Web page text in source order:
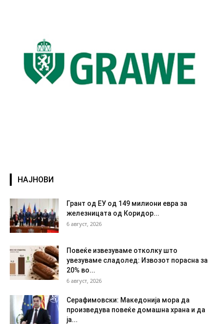
НАЈНОВИ
Грант од ЕУ од 149 милиони евра за
железницата од Коридор...
6 август, 2026
Повеќе извезуваме отколку што
увезуваме сладолед: Извозот порасна за
20% во...
6 август, 2026
Серафимовски: Македонија мора да
произведува повеќе домашна храна и да
ја...